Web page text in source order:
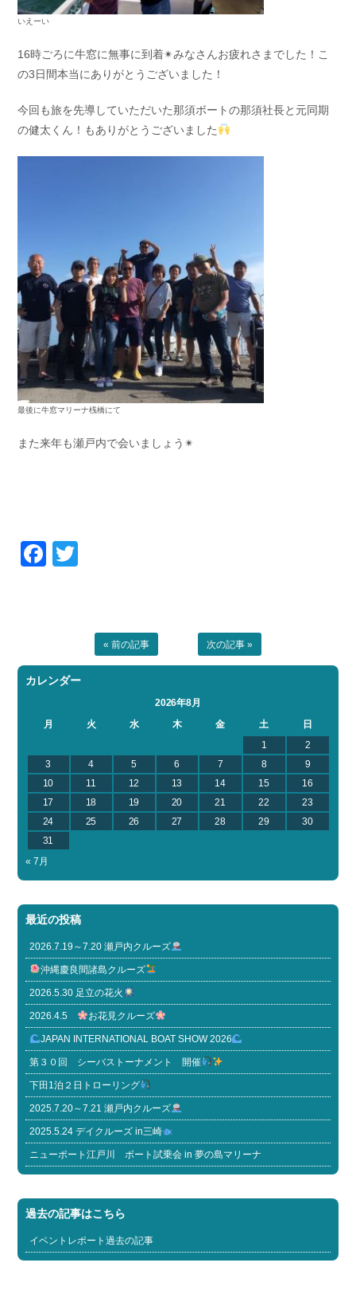
いえーい
16時ごろに牛窓に無事に到着✴みなさんお疲れさまでした！こ
の3日間本当にありがとうございました！
今回も旅を先導していただいた那須ボートの那須社長と元同期
の健太くん！もありがとうございました
最後に牛窓マリーナ桟橋にて
また来年も瀬戸内で会いましょう✴
Facebook
« 前の記事 次の記事 »
カレンダー
2026年8月
月
火 水 木 金 土
日
1
2
3
4 5 6 7 8
9
10
11 12 13 14 15
16
17
18 19 20 21 22
23
24
25 26 27 28 29
30
31
« 7月
最近の投稿
2026.7.19～7.20 瀬戸内クルーズ
沖縄慶良間諸島クルーズ
2026.5.30 足立の花火
2026.4.5 お花見クルーズ
JAPAN INTERNATIONAL BOAT SHOW 2026
第３０回 シーバストーナメント 開催
下田1泊２日トローリング
2025.7.20～7.21 瀬戸内クルーズ
2025.5.24 デイクルーズ in三崎
ニューポート江戸川 ボート試乗会 in 夢の島マリーナ
過去の記事はこちら
イベントレポート過去の記事